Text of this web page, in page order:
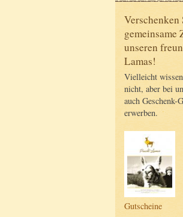
Verschenken
gemeinsame
unseren
Lamas!
Vielleicht
nicht, aber bei
auch Geschenk-
erwerben.
Gutscheine